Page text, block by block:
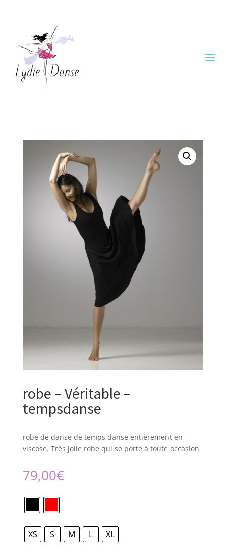
robe – Véritable –
tempsdanse
robe de danse de temps danse entièrement en
viscose. Très jolie robe qui se porte à toute occasion
79,00€
XS S M L XL